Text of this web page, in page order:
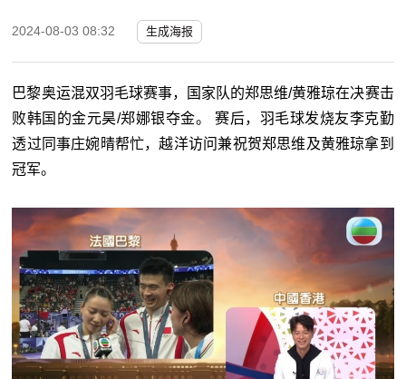
2024-08-03 08:32 生成海报
巴黎奥运混双羽毛球赛事，国家队的郑思维/黄雅琼在决赛击
败韩国的金元昊/郑娜银夺金。 赛后，羽毛球发烧友李克勤
透过同事庄婉晴帮忙，越洋访问兼祝贺郑思维及黄雅琼拿到
冠军。